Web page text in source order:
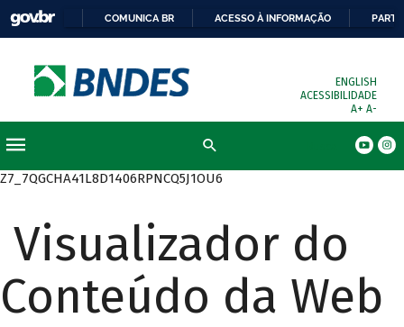
COMUNICA BR ACESSO À INFORMAÇÃO
ENGLISH
ACESSIBILIDADE
A+ A-
Z7_7QGCHA41L8D1406RPNCQ5J1OU6
Visualizador do
Conteúdo da Web